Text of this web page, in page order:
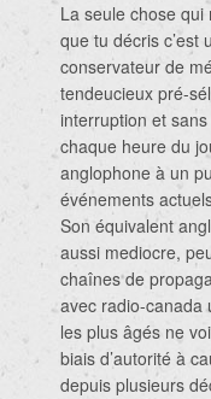
La seule chose
que tu décris c’est
conservateur de
tendeucieux pré-
interruption et
chaque heure du
anglophone à un
événements
Son équivalent
aussi mediocre,
chaînes de
avec radio-canada
les plus âgés ne
biais d’autorité à
depuis plusieurs